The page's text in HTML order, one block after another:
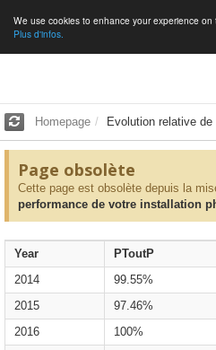
We use cookies to enhance your experience on
Plus d'infos.
Homepage Evolution relative
Page obsolète
Cette page est obsolète depuis la
performance de votre installation
Year PToutP
2014
99.55%
2015
97.46%
2016
100%